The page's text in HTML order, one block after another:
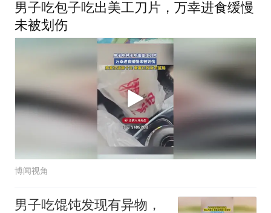
男子吃包子吃出美工刀片，万幸进食缓慢
未被划伤
博闻视角
男子吃馄饨发现有异物，